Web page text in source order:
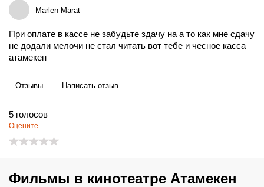
Marlen Marat
При оплате в кассе не забудьте здачу на а то как мне сдачу
не додали мелочи не стал читать вот тебе и чесное касса
атамекен
Отзывы Написать отзыв
5 голосов
Оцените
Фильмы в кинотеатре Атамекен